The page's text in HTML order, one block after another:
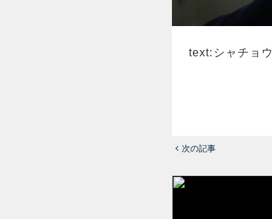
text:シャチョウ
次の記事